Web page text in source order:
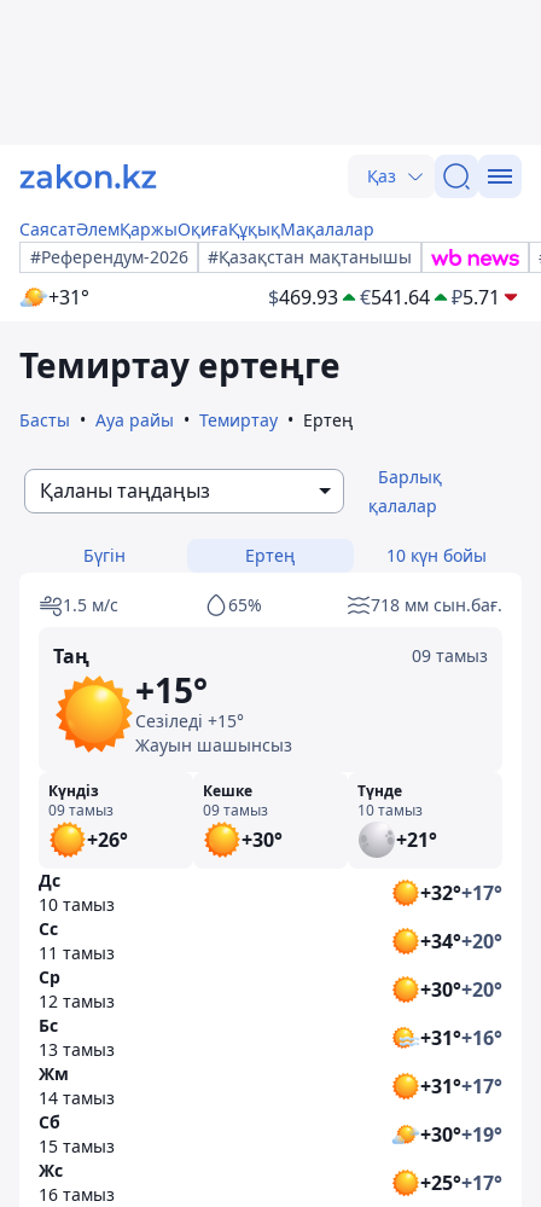
Қаз
СаясатӘлемҚаржыОқиғаҚұқықМақалалар
#Референдум-2026
#Қазақстан мақтанышы
+31° $469.93 €541.64 ₽5.71
Темиртау ертеңге
Басты Ауа райы Темиртау Ертең
Қаланы таңдаңыз
Барлық
қалалар
Бүгін Ертең 10 күн бойы
1.5 м/с 65% 718 мм сын.бағ.
Таң 09 тамыз
+15°
Сезіледі +15°
Жауын шашынсыз
Күндіз
09 тамыз
+26°
Кешке
09 тамыз
+30°
Түнде
10 тамыз
+21°
Дс
10 тамыз
+32°+17°
Сс
11 тамыз
+34°+20°
Ср
12 тамыз
+30°+20°
Бс
13 тамыз
+31°+16°
Жм
14 тамыз
+31°+17°
Сб
15 тамыз
+30°+19°
Жс
16 тамыз
+25°+17°